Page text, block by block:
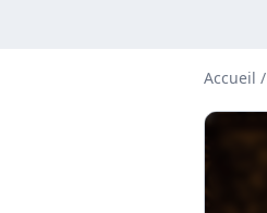
Accueil /